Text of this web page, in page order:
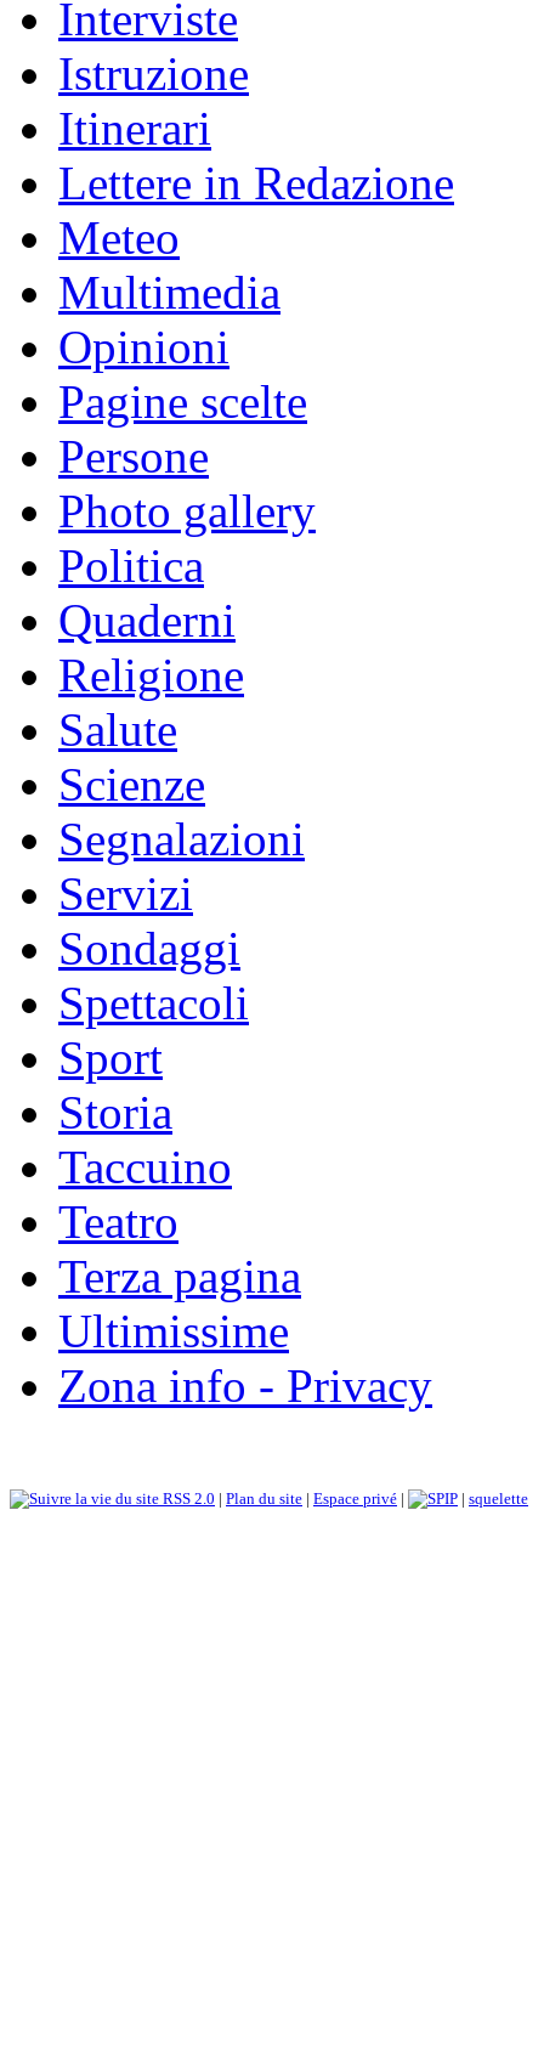
Interviste
Istruzione
Itinerari
Lettere in Redazione
Meteo
Multimedia
Opinioni
Pagine scelte
Persone
Photo gallery
Politica
Quaderni
Religione
Salute
Scienze
Segnalazioni
Servizi
Sondaggi
Spettacoli
Sport
Storia
Taccuino
Teatro
Terza pagina
Ultimissime
Zona info - Privacy
RSS 2.0 | Plan du site | Espace privé | | squelette